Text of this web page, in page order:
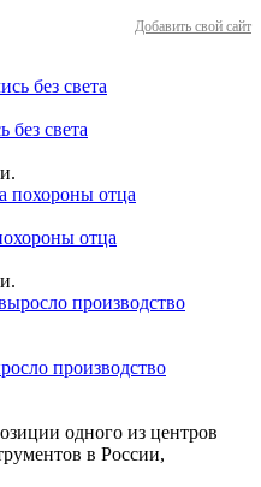
Добавить свой сайт
без света
отца
производство
одного из центров
в России,